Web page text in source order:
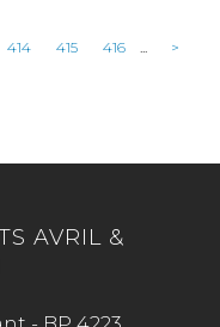
414 415 416 ... >
AVRIL &